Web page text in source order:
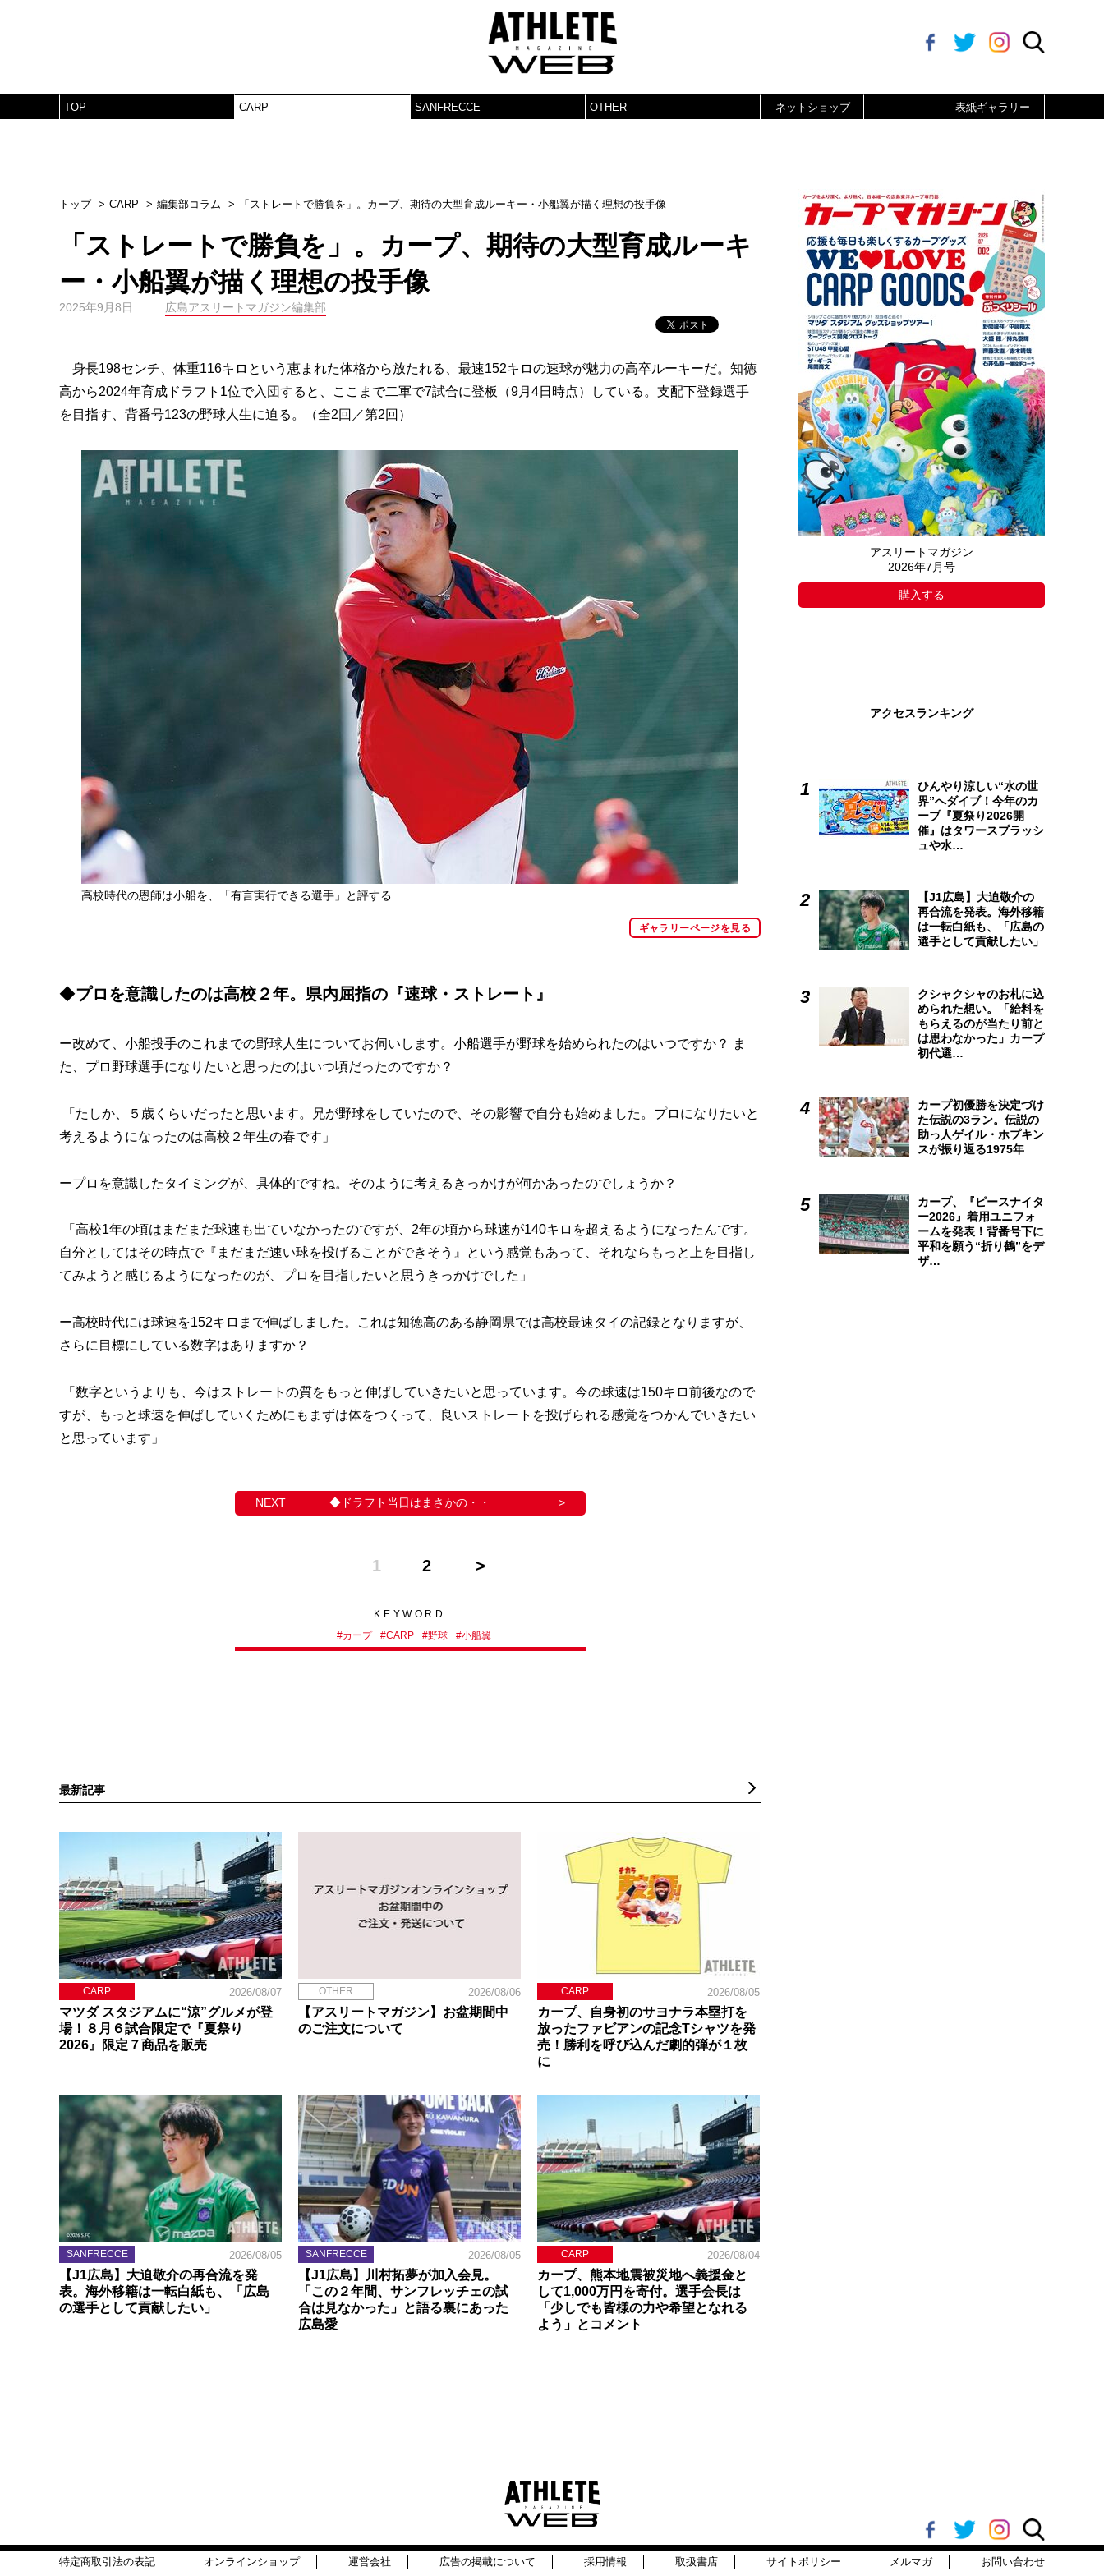
TOP CARP SANFRECCE OTHER ネットショップ 表紙ギャラリー
トップ CARP 編集部コラム 「ストレートで勝負を」。カープ、期待の大型育成ルーキー・小船翼が描く理想の投手像
「ストレートで勝負を」。カープ、期待の大型育成ルーキ
ー・小船翼が描く理想の投手像
2025年9月8日 広島アスリートマガジン編集部
身長198センチ、体重116キロという恵まれた体格から放たれる、最速152キロの速球が魅力の高卒ルーキーだ。知徳
高から2024年育成ドラフト1位で入団すると、ここまで二軍で7試合に登板（9月4日時点）している。支配下登録選手
を目指す、背番号123の野球人生に迫る。（全2回／第2回）
高校時代の恩師は小船を、「有言実行できる選手」と評する
ギャラリーページを見る
◆プロを意識したのは高校２年。県内屈指の『速球・ストレート』
ー改めて、小船投手のこれまでの野球人生についてお伺いします。小船選手が野球を始められたのはいつですか？ ま
た、プロ野球選手になりたいと思ったのはいつ頃だったのですか？
「たしか、５歳くらいだったと思います。兄が野球をしていたので、その影響で自分も始めました。プロになりたいと
考えるようになったのは高校２年生の春です」
ープロを意識したタイミングが、具体的ですね。そのように考えるきっかけが何かあったのでしょうか？
「高校1年の頃はまだまだ球速も出ていなかったのですが、2年の頃から球速が140キロを超えるようになったんです。
自分としてはその時点で『まだまだ速い球を投げることができそう』という感覚もあって、それならもっと上を目指し
てみようと感じるようになったのが、プロを目指したいと思うきっかけでした」
ー高校時代には球速を152キロまで伸ばしました。これは知徳高のある静岡県では高校最速タイの記録となりますが、
さらに目標にしている数字はありますか？
「数字というよりも、今はストレートの質をもっと伸ばしていきたいと思っています。今の球速は150キロ前後なので
すが、もっと球速を伸ばしていくためにもまずは体をつくって、良いストレートを投げられる感覚をつかんでいきたい
と思っています」
◆ドラフト当日はまさかの・・
1 2
KEYWORD
#カープ #CARP #野球 #小船翼
最新記事
CARP 2026/08/07
マツダ スタジアムに“涼”グルメが登
場！８月６試合限定で『夏祭り
2026』限定７商品を販売
OTHER 2026/08/06
【アスリートマガジン】お盆期間中
のご注文について
CARP 2026/08/05
カープ、自身初のサヨナラ本塁打を
放ったファビアンの記念Tシャツを発
売！勝利を呼び込んだ劇的弾が１枚
に
SANFRECCE 2026/08/05
【J1広島】大迫敬介の再合流を発
表。海外移籍は一転白紙も、「広島
の選手として貢献したい」
SANFRECCE 2026/08/05
【J1広島】川村拓夢が加入会見。
「この２年間、サンフレッチェの試
合は見なかった」と語る裏にあった
広島愛
CARP 2026/08/04
カープ、熊本地震被災地へ義援金と
して1,000万円を寄付。選手会長は
「少しでも皆様の力や希望となれる
よう」とコメント
アスリートマガジン
2026年7月号
購入する
アクセスランキング
ひんやり涼しい“水の世
界”へダイブ！今年のカ
ープ『夏祭り2026開
催』はタワースプラッシ
ュや水…
【J1広島】大迫敬介の
再合流を発表。海外移籍
は一転白紙も、「広島の
選手として貢献したい」
クシャクシャのお札に込
められた想い。「給料を
もらえるのが当たり前と
は思わなかった」カープ
初代選…
カープ初優勝を決定づけ
た伝説の3ラン。伝説の
助っ人ゲイル・ホプキン
スが振り返る1975年
カープ、『ピースナイタ
ー2026』着用ユニフォ
ームを発表！背番号下に
平和を願う“折り鶴”をデ
ザ…
特定商取引法の表記 オンラインショップ 運営会社 広告の掲載について 採用情報 取扱書店 サイトポリシー メルマガ お問い合わせ